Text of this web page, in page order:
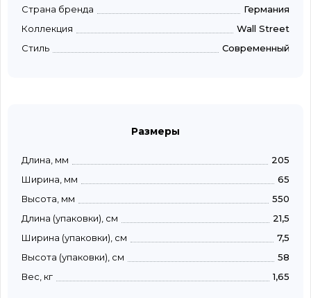
Страна бренда
Германия
Коллекция
Wall Street
Стиль
Современный
Размеры
Длина, мм
205
Ширина, мм
65
Высота, мм
550
Длина (упаковки), см
21,5
Ширина (упаковки), см
7,5
Высота (упаковки), см
58
Вес, кг
1,65